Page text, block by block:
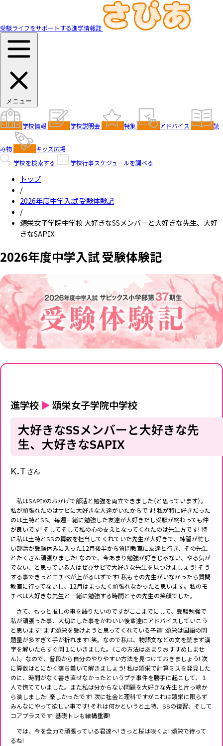
受験ライフをサポートする進学情報誌
メニュー
学校情報 学校説明会 特集 アドバイス 読
み物
キッズ広場
学校を検索する
学校行事スケジュールを調べる
トップ
/
2026年度中学入試 受験体験記
/
頌栄女子学院中学校 大好きなSSメンバーと大好きな先生、大好
きなSAPIX
2026年度中学入試 受験体験記
進学校 ▶頌栄女子学院中学校
大好きなSSメンバーと大好きな先
生、大好きなSAPIX
K.Tさん
私はSAPIXのおかげで部活と勉強を両立できました（と思っています）。
私が頑張れたのはサピに大好きな人達がいたからです! 私が特に好きだった
のは土特とSS。毎週一緒に勉強した友達が大好きだし受験が終わっても仲
が良いです! そしてそして私の心の支えとなってくれたのは先生方です! 特
に私は土特とSSの算数を担当してくれていた先生が大好きで、練習が忙し
い部活が受験休みに入った12月後半から質問教室に友達と行き、その先生
とたくさん頑張りました! なので、今あまり勉強が好きじゃない、やる気が
でない、と思っている人はぜひサピで大好きな先生を見つけましょう! そう
する事できっとモチベが上がるはずです! 私もその先生がいなかったら質問
教室に行ってないし、12月はまったく頑張れなかったと思います。私のモ
チベは大好きな先生と一緒に勉強する時間とその先生の笑顔でした。
さて、もっと推しの事を語りたいのですがここまでにして、受験勉強で
私が頑張った事、大切にした事をかわいい後輩達にアドバイスしていこう
と思います! まず頌栄を受けようと思ってくれている子達! 頌栄は国語の問
題量が多すぎて手が折れます! 笑。なので私は、物語文などの文を読まず漢
字を解いたらすぐ問１にいきました。（この方法はあまりおすすめしませ
ん）。なので、普段から自分のやりやすい方法を見つけておきましょう! 次
に算数はとにかく落ち着いて解きましょう! 私は頌栄で計算ミスを発見した
のに、時間がなく書き直せなかったというプチ事件を勝手に起こして、１
人で慌てていました。また私は分からない問題を大好きな先生と片っ端か
ら潰しました! 楽しかったです! 次に社会と理科ですがこれは頌栄に限らず
みんなにやって欲しい事です! それは何かというと土特、SSの復習、そして
コアプラスです! 基礎トレも結構重要!
では、今を全力で頑張っている君達へ! きっと桜は咲くよ! 頌栄で待って
るね!